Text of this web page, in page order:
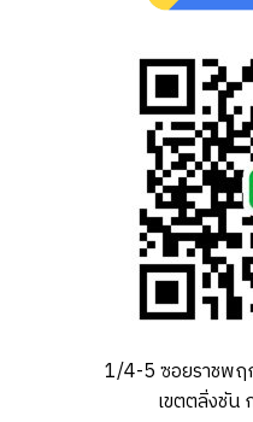
1/4-5 ซอยราชพฤ
เขตตลิ่งชัน